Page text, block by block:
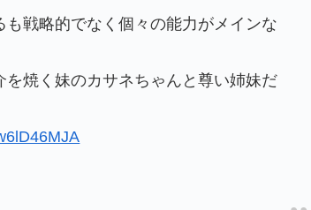
戦略的でなく個々の能力がメインな
焼く妹のカサネちゃんと尊い姉妹だ